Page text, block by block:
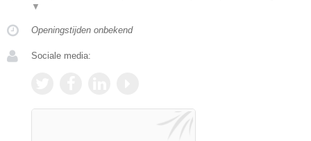
▼
Openingstijden onbekend
Sociale media: